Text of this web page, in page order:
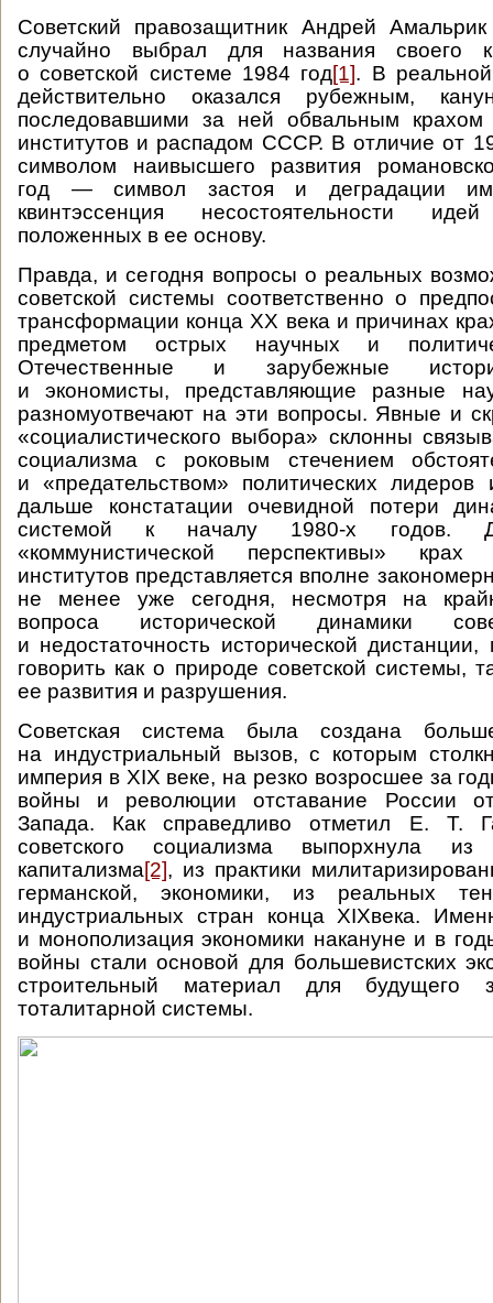
Советский правозащитник Андрей
случайно выбрал для названия своего
о советской системе 1984 год[1]. В
действительно оказался рубежным,
последовавшими за ней обвальным крахом
институтов и распадом СССР. В отличие от
символом наивысшего развития
год — символ застоя и деградации
квинтэссенция несостоятельности
положенных в ее основу.
Правда, и сегодня вопросы о реальных
советской системы соответственно о
трансформации конца ХХ века и причинах
предметом острых научных и
Отечественные и зарубежные
и экономисты, представляющие разные
разномуотвечают на эти вопросы. Явные и
«социалистического выбора» склонны
социализма с роковым стечением
и «предательством» политических
дальше констатации очевидной потери
системой к началу 1980-х годов.
«коммунистической перспективы» крах
институтов представляется вполне
не менее уже сегодня, несмотря на
вопроса исторической динамики
и недостаточность исторической
говорить как о природе советской системы,
ее развития и разрушения.
Советская система была создана
на индустриальный вызов, с которым
империя в ХIХ веке, на резко возросшее за
войны и революции отставание России
Запада. Как справедливо отметил Е. Т.
советского социализма выпорхнула из
капитализма[2], из практики
германской, экономики, из реальных
индустриальных стран конца XIXвека.
и монополизация экономики накануне и в
войны стали основой для большевистских
строительный материал для будущего
тоталитарной системы.